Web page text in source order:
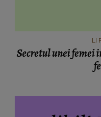
Secretul unei femei